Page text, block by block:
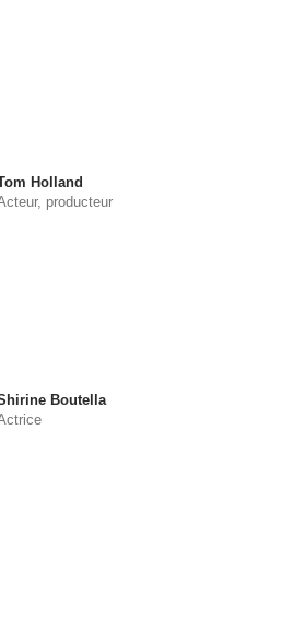
Holland
producteur
Boutella